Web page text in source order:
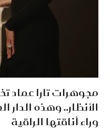
مجوهرات تارا عماد
الأنظار.. وهذه الدار
وراء أناقتها الراقية